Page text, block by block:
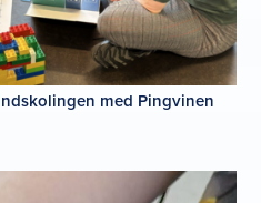
med Pingvinen